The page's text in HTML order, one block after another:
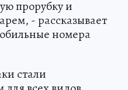
прорубку и
- рассказывает
номера
стали